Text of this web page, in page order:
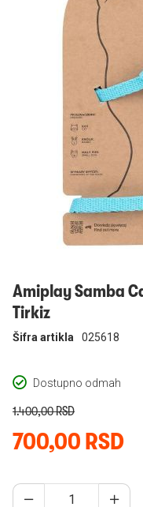
Prijavi se
Amiplay Samba
Tirkiz
Dostupno odmah
Šifra artikla 025618
700,00 RSD
1.400,00 RSD